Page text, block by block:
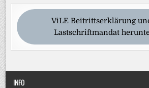
ViLE Beitrittserklärung
Lastschriftmandat
INFO